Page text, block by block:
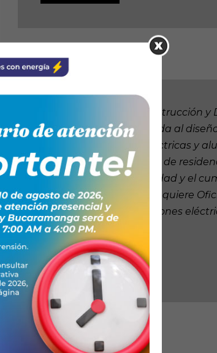
INCODE Ingeniería Construcción y
es una empresa dedicada al
instalación de redes eléctricas y
proyectos urbanísticos y de
con la calidad, la seguridad y el
normativa vigente. Se requiere
experiencia en instalaciones
tensión,...
Leer más...